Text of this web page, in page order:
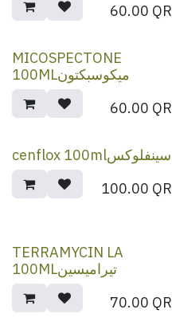
60.00 QR
MICOSPECTONE
100MLميكوسبكتون
60.00 QR
cenflox 100mlسينفلوكس
100.00 QR
TERRAMYCIN LA
100MLتيراميسين
70.00 QR